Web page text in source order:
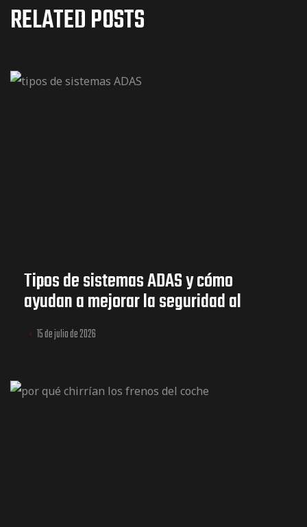
RELATED POSTS
Tipos de sistemas ADAS y cómo
ayudan a mejorar la seguridad al
conducir
15 de julio de 2026